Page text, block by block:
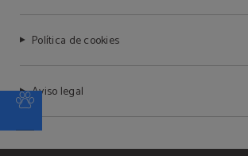
Política de cookies
Aviso legal